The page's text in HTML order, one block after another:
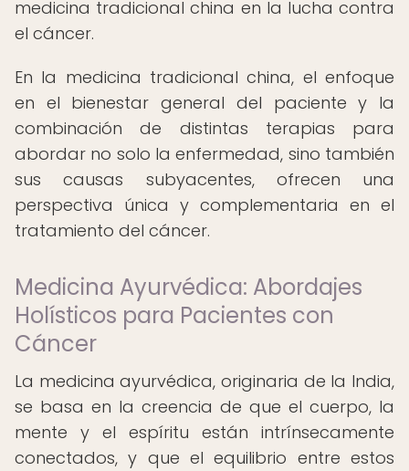
medicina tradicional china en la lucha contra
el cáncer.
En la medicina tradicional china, el enfoque
en el bienestar general del paciente y la
combinación de distintas terapias para
abordar no solo la enfermedad, sino también
sus causas subyacentes, ofrecen una
perspectiva única y complementaria en el
tratamiento del cáncer.
Medicina Ayurvédica: Abordajes
Holísticos para Pacientes con
Cáncer
La medicina ayurvédica, originaria de la India,
se basa en la creencia de que el cuerpo, la
mente y el espíritu están intrínsecamente
conectados, y que el equilibrio entre estos